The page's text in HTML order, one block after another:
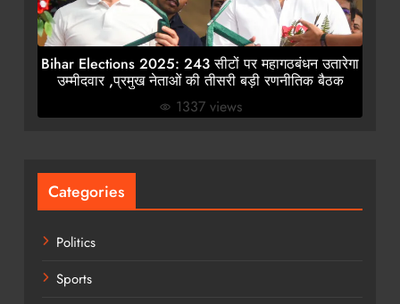
Bihar Elections 2025: 243 सीटों पर महागठबंधन उतारेगा
उम्मीदवार ,प्रमुख नेताओं की तीसरी बड़ी रणनीतिक बैठक
1337 views
Categories
Politics
Sports